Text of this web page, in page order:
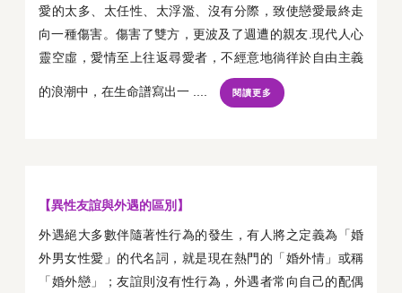
愛的太多、太任性、太浮濫、沒有分際，致使戀愛最終走
向一種傷害。傷害了雙方，更波及了週遭的親友.現代人心
靈空虛，愛情至上往返尋愛者，不經意地徜徉於自由主義
的浪潮中，在生命譜寫出一 .... 閱讀更多
【異性友誼與外遇的區別】
外遇絕大多數伴隨著性行為的發生，有人將之定義為「婚
外男女性愛」的代名詞，就是現在熱門的「婚外情」或稱
「婚外戀」；友誼則沒有性行為，外遇者常向自己的配偶